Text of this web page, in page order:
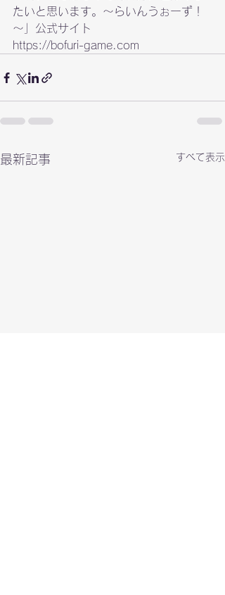
たいと思います。～らいんうぉーず！
https://bofuri-game.com
最新記事 すべて表示